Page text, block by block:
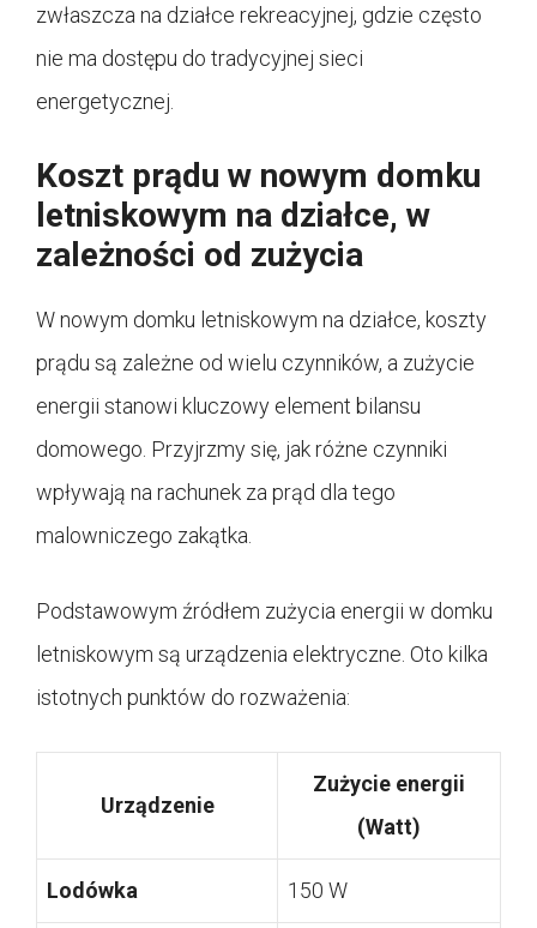
zwłaszcza na działce rekreacyjnej, gdzie często
nie ma dostępu do tradycyjnej sieci
energetycznej.
Koszt prądu w nowym domku
letniskowym na działce, w
zależności od zużycia
W nowym domku letniskowym na działce, koszty
prądu są zależne od wielu czynników, a zużycie
energii stanowi kluczowy element bilansu
domowego. Przyjrzmy się, jak różne czynniki
wpływają na rachunek za prąd dla tego
malowniczego zakątka.
Podstawowym źródłem zużycia energii w domku
letniskowym są urządzenia elektryczne. Oto kilka
istotnych punktów do rozważenia:
Urządzenie
Zużycie energii
(Watt)
Lodówka 150 W